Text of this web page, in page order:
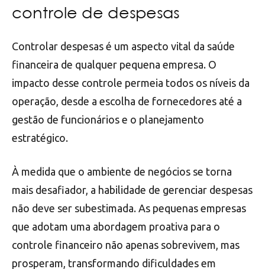
controle de despesas
Controlar despesas é um aspecto vital da saúde
financeira de qualquer pequena empresa. O
impacto desse controle permeia todos os níveis da
operação, desde a escolha de fornecedores até a
gestão de funcionários e o planejamento
estratégico.
À medida que o ambiente de negócios se torna
mais desafiador, a habilidade de gerenciar despesas
não deve ser subestimada. As pequenas empresas
que adotam uma abordagem proativa para o
controle financeiro não apenas sobrevivem, mas
prosperam, transformando dificuldades em